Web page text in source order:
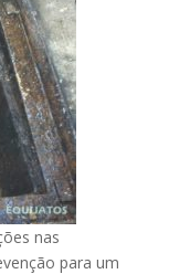
nas
para um